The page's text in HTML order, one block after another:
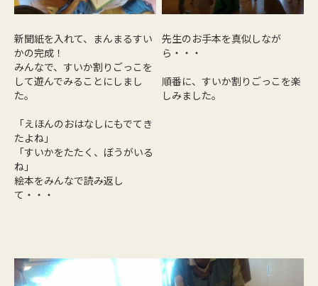
新聞紙を入れて、まんまるすい
かの完成！
みんなで、すいか割りごっこを
して遊んでみることにしまし
た。
「えほんのおはなしにもでてき
たよね」
「すいかをたたく、ぼうがいる
ね」
絵本をみんなで読み返し
て・・・
先生のお手本を真似しなが
ら・・・
順番に、すいか割りごっこを楽
しみました。